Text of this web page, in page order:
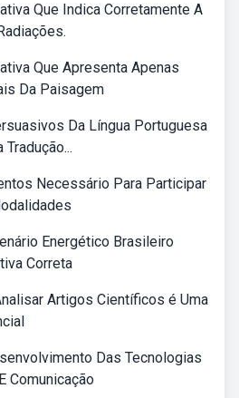
Que Indica Corretamente A
Que Apresenta Apenas
Da Paisagem
Da Língua Portuguesa
Necessário Para Participar
Energético Brasileiro
Correta
Artigos Científicos é Uma
Das Tecnologias
Comunicação